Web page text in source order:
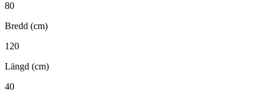
80
Bredd (cm)
120
Längd (cm)
40